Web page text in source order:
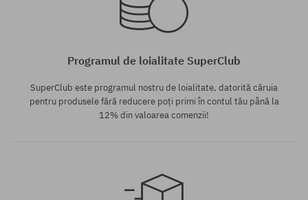
Programul de loialitate SuperClub
SuperClub este programul nostru de loialitate, datorită căruia
pentru produsele fără reducere poți primi în contul tău până la
12% din valoarea comenzii!